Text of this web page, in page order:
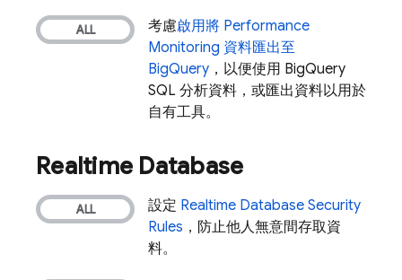
考慮啟用將 Performance
Monitoring 資料匯出至
BigQuery ，以便使用 BigQuery
SQL 分析資料，或匯出資料以用於
自有工具。
Realtime Database
設定 Realtime Database Security
Rules ，防止他人無意間存取資
料。